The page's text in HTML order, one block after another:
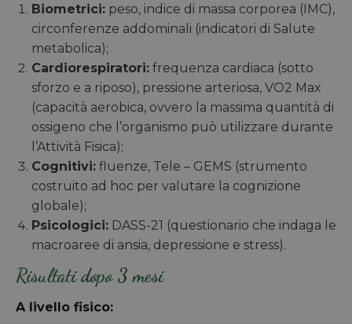
Biometrici: peso, indice di massa corporea (IMC),
circonferenze addominali (indicatori di Salute
metabolica);
Cardiorespiratori: frequenza cardiaca (sotto
sforzo e a riposo), pressione arteriosa, VO2 Max
(capacità aerobica, ovvero la massima quantità di
ossigeno che l’organismo può utilizzare durante
l’Attività Fisica);
Cognitivi: fluenze, Tele – GEMS (strumento
costruito ad hoc per valutare la cognizione
globale);
Psicologici: DASS-21 (questionario che indaga le
macroaree di ansia, depressione e stress).
Risultati dopo 3 mesi
A livello fisico: